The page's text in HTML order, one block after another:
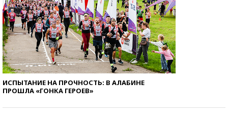
ИСПЫТАНИЕ НА ПРОЧНОСТЬ: В АЛАБИНЕ
ПРОШЛА «ГОНКА ГЕРОЕВ»